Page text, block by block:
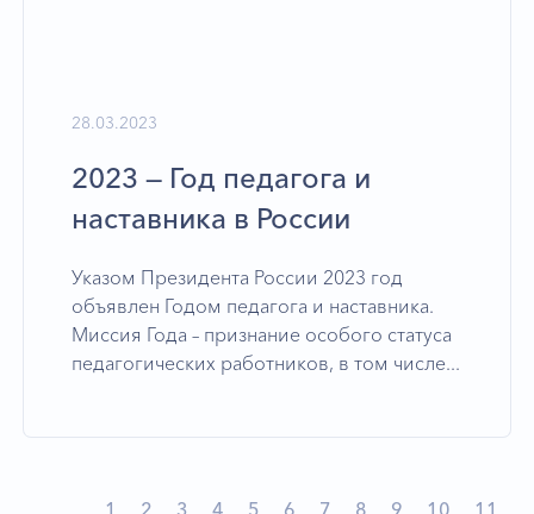
28.03.2023
2023 — Год педагога и
наставника в России
Указом Президента России 2023 год
объявлен Годом педагога и наставника.
Миссия Года – признание особого статуса
педагогических работников, в том числе...
1 2 3 4 5 6 7 8 9 10 11